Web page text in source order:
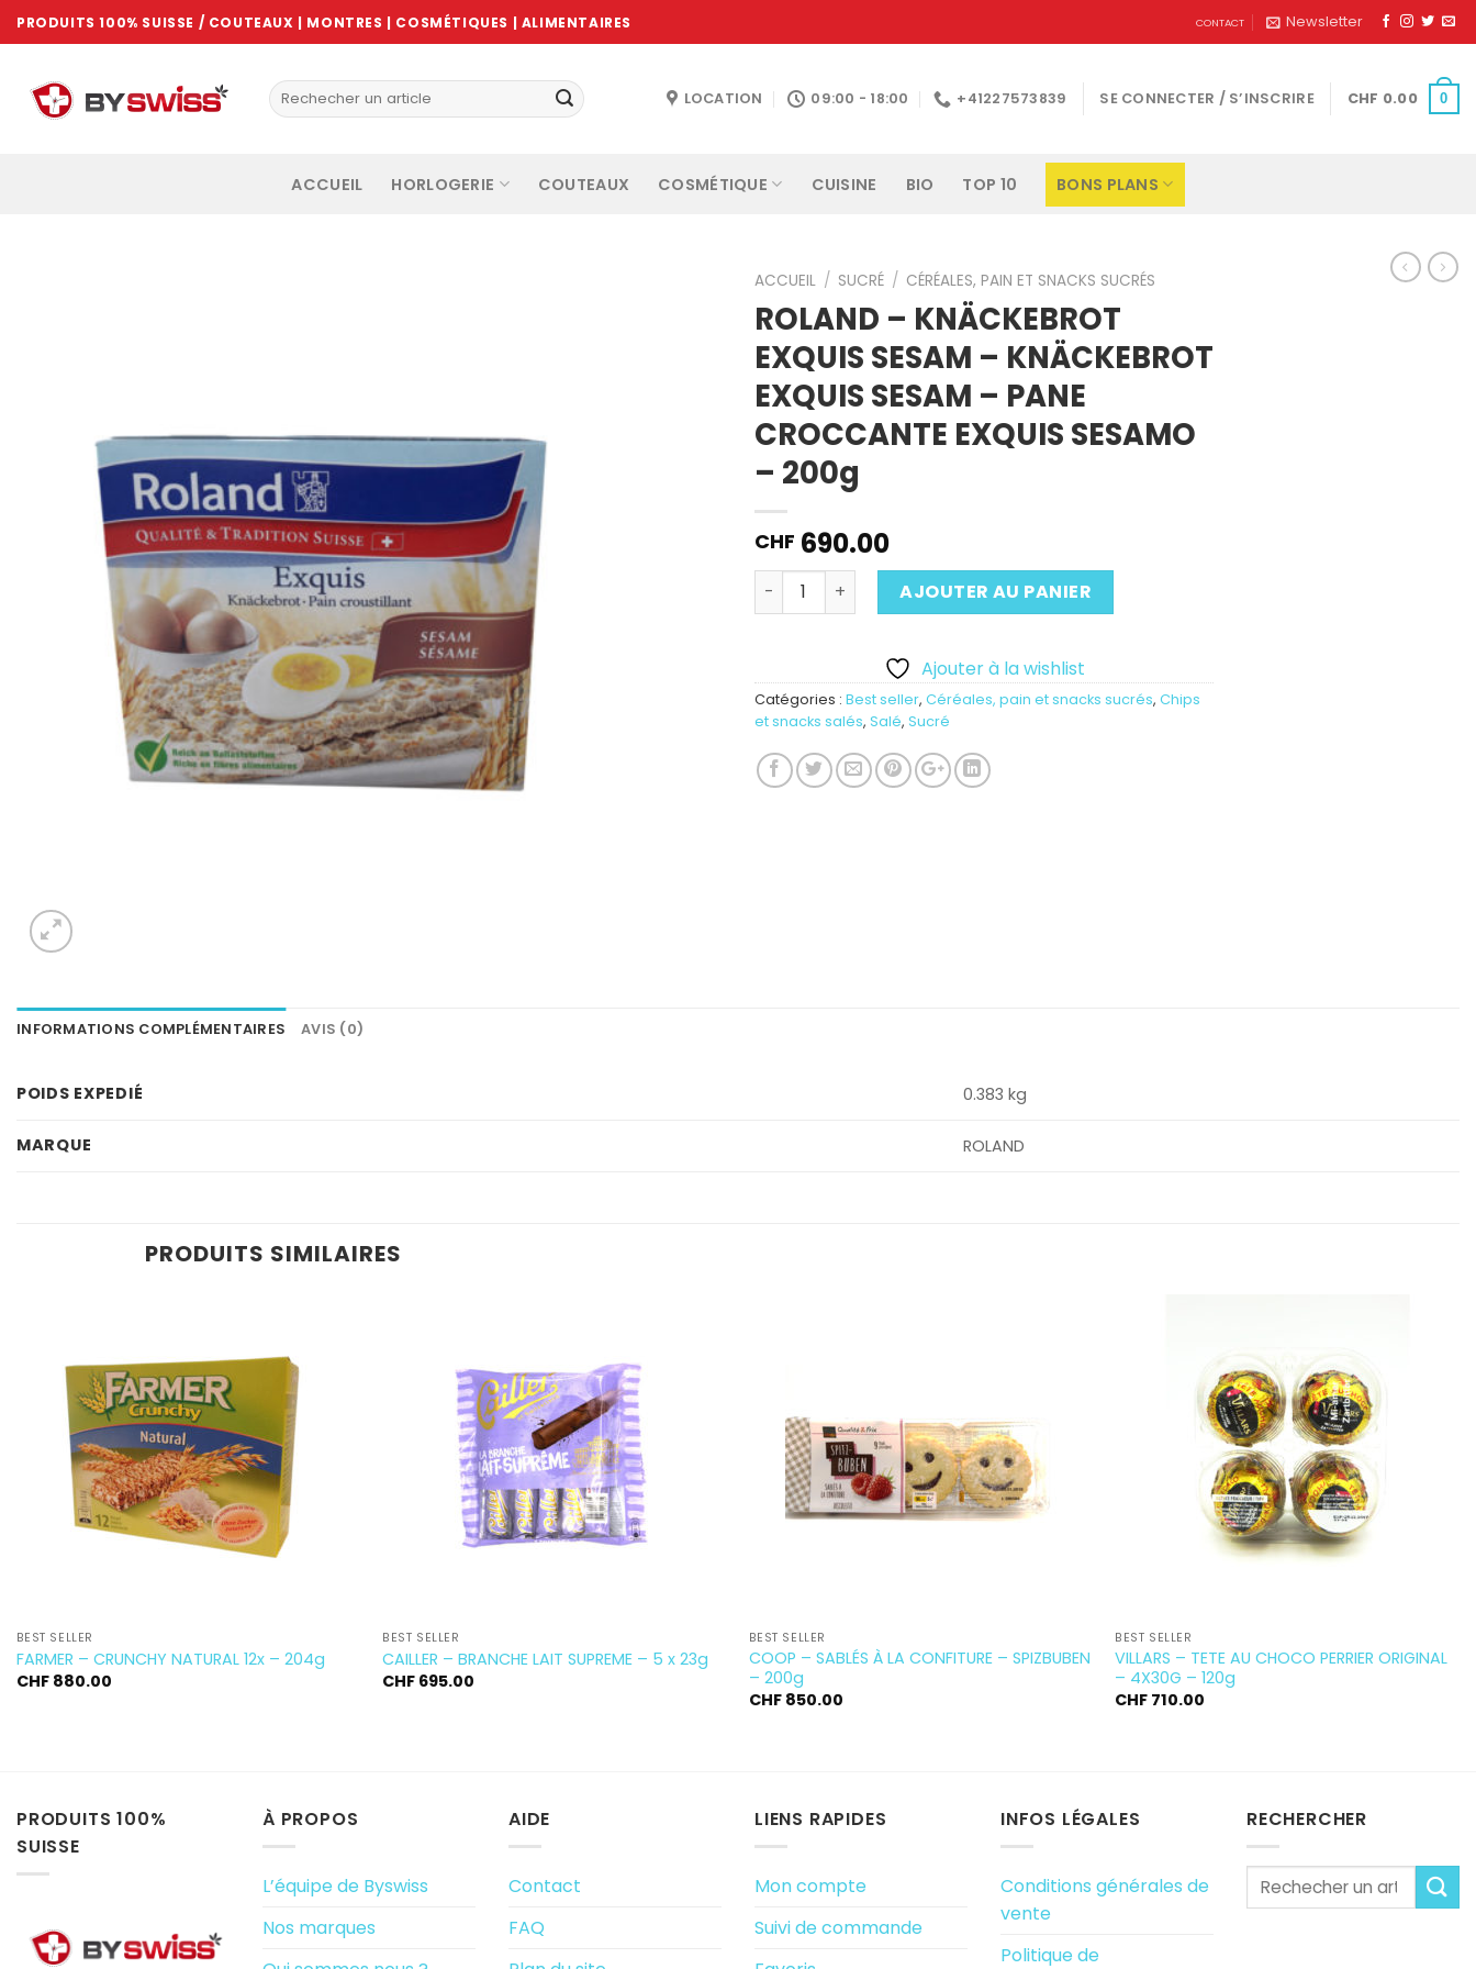
Skip
to
PRODUITS 100% SUISSE / COUTEAUX | MONTRES | COSMÉTIQUES | ALIMENTAIRES CONTACT Newsletter
LOCATION 09:00 - 18:00 +41227573839 SE CONNECTER / S’INSCRIRE CHF 0.00 0
ACCUEIL HORLOGERIE COUTEAUX COSMÉTIQUE CUISINE BIO TOP 10 BONS PLANS
ACCUEIL / SUCRÉ / CÉRÉALES, PAIN ET SNACKS SUCRÉS
ROLAND – KNÄCKEBROT
EXQUIS SESAM – KNÄCKEBROT
EXQUIS SESAM – PANE
CROCCANTE EXQUIS SESAMO
– 200g
CHF 690.00
Quantité AJOUTER AU PANIER
Ajouter à la wishlist
Catégories : Best seller, Céréales, pain et snacks sucrés, Chips
et snacks salés, Salé, Sucré
INFORMATIONS COMPLÉMENTAIRES AVIS (0)
POIDS EXPEDIÉ 0.383 kg
MARQUE ROLAND
PRODUITS SIMILAIRES
Ajouter
wishlist
BEST SELLER
FARMER – CRUNCHY NATURAL 12x – 204g
CHF880.00
BEST SELLER
CAILLER – BRANCHE LAIT SUPREME – 5 x 23g
CHF 695.00
wishlist
BEST SELLER
COOP – SABLÉS À LA CONFITURE – SPIZBUBEN
– 200g
CHF850.00
BEST SELLER
VILLARS – TETE AU CHOCO PERRIER ORIGINAL
– 4X30G – 120g
CHF 710.00
PRODUITS 100%
SUISSE
À PROPOS
L’équipe de Byswiss
Nos marques
AIDE
Contact
FAQ
LIENS RAPIDES
Mon compte
Suivi de commande
INFOS LÉGALES
Conditions générales de
vente
Politique de
RECHERCHER